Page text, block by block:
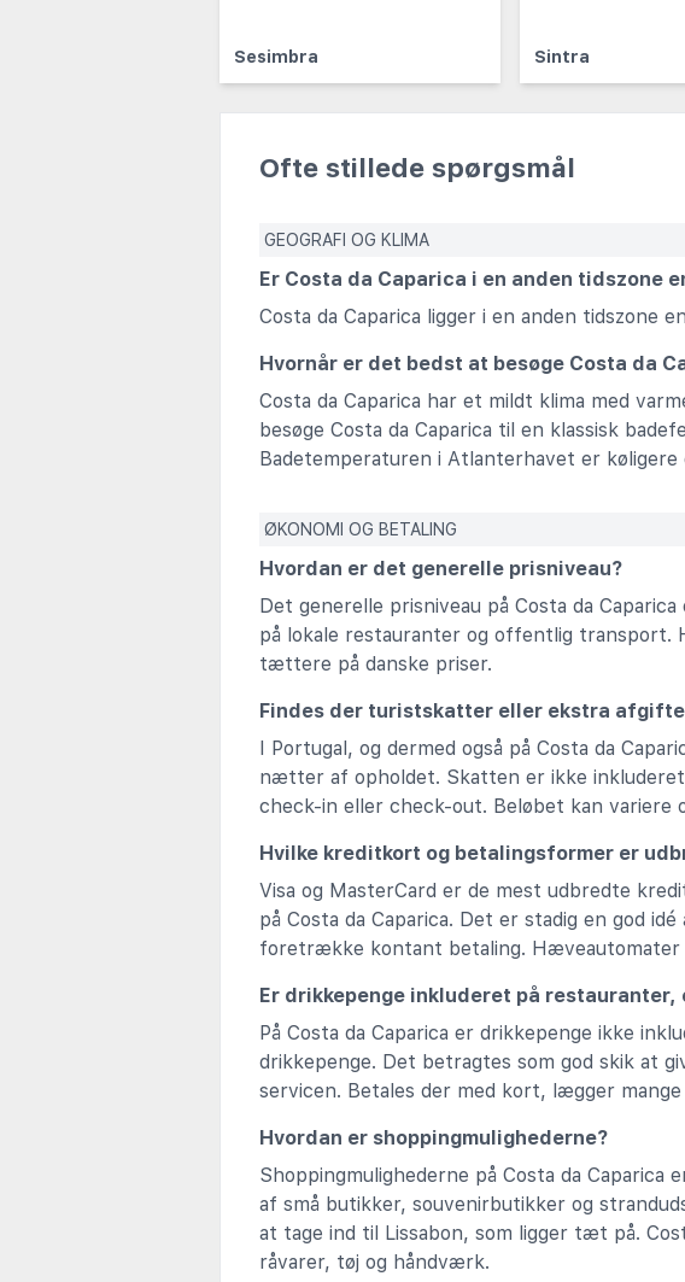
Sesimbra Sintra
Ofte stillede spørgsmål
GEOGRAFI OG KLIMA
Er Costa da Caparica i en anden tidszone
Costa da Caparica ligger i en anden tidszone
Hvornår er det bedst at besøge Costa da
Costa da Caparica har et mildt klima med
besøge Costa da Caparica til en klassisk
Badetemperaturen i Atlanterhavet er
ØKONOMI OG BETALING
Hvordan er det generelle prisniveau?
Det generelle prisniveau på Costa da
på lokale restauranter og offentlig transport.
tættere på danske priser.
Findes der turistskatter eller ekstra
I Portugal, og dermed også på Costa da
nætter af opholdet. Skatten er ikke
check-in eller check-out. Beløbet kan
Hvilke kreditkort og betalingsformer er
Visa og MasterCard er de mest udbredte
på Costa da Caparica. Det er stadig en god
foretrække kontant betaling.
Er drikkepenge inkluderet på
På Costa da Caparica er drikkepenge ikke
drikkepenge. Det betragtes som god skik at
servicen. Betales der med kort, lægger
Hvordan er shoppingmulighederne?
Shoppingmulighederne på Costa da
af små butikker, souvenirbutikker og
at tage ind til Lissabon, som ligger tæt på.
råvarer, tøj og håndværk.